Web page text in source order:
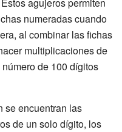
agujeros permiten
numeradas cuando
al combinar las fichas
multiplicaciones de
de 100 dígitos
se encuentran las
de un solo dígito, los